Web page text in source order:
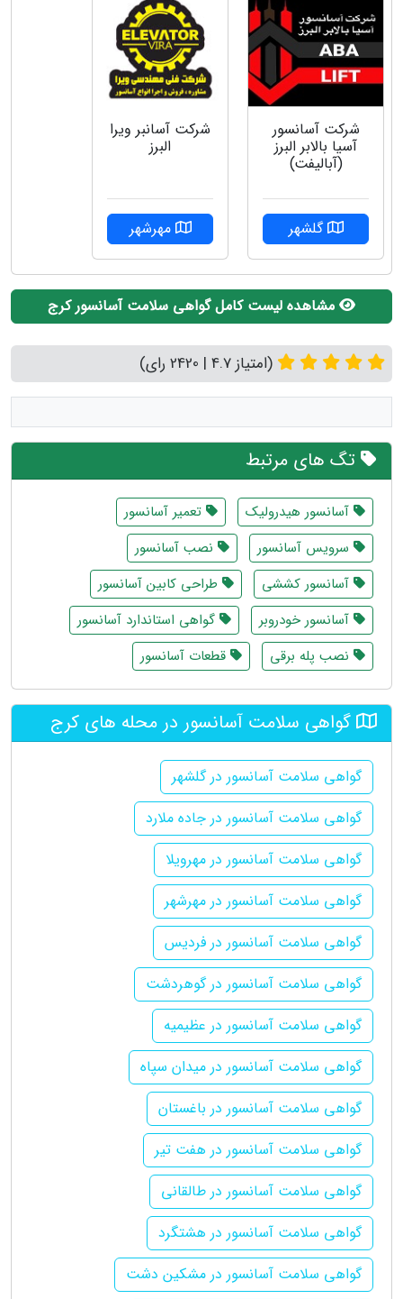
شرکت آسانسور
آسیا بالابر البرز
(آبالیفت)
گلشهر
شركت آسانبر ويرا
البرز
مهرشهر
مشاهده لیست کامل گواهی سلامت آسانسور کرج
(امتیاز 4.7 | 2420 رای)
تگ های مرتبط
آسانسور هیدرولیک
تعمیر آسانسور
سرویس آسانسور
نصب آسانسور
آسانسور کششی
طراحی کابین آسانسور
آسانسور خودروبر
گواهی استاندارد آسانسور
نصب پله برقی
قطعات آسانسور
گواهی سلامت آسانسور در محله های کرج
گواهی سلامت آسانسور در گلشهر
گواهی سلامت آسانسور در جاده ملارد
گواهی سلامت آسانسور در مهرویلا
گواهی سلامت آسانسور در مهرشهر
گواهی سلامت آسانسور در فردیس
گواهی سلامت آسانسور در گوهردشت
گواهی سلامت آسانسور در عظیمیه
گواهی سلامت آسانسور در میدان سپاه
گواهی سلامت آسانسور در باغستان
گواهی سلامت آسانسور در هفت تیر
گواهی سلامت آسانسور در طالقانی
گواهی سلامت آسانسور در هشتگرد
گواهی سلامت آسانسور در مشکین دشت